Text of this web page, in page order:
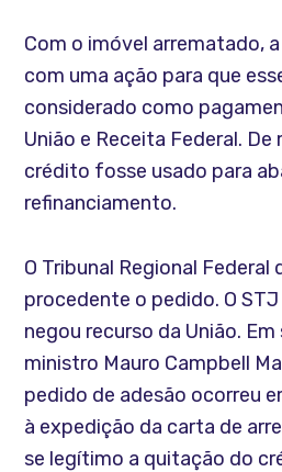
Com o imóvel arrematado,
com uma ação para que
considerado como
União e Receita Federal. De
crédito fosse usado para
refinanciamento.
O Tribunal Regional Federal
procedente o pedido. O
negou recurso da União.
ministro Mauro Campbell
pedido de adesão ocorreu
à expedição da carta de
se legítimo a quitação do